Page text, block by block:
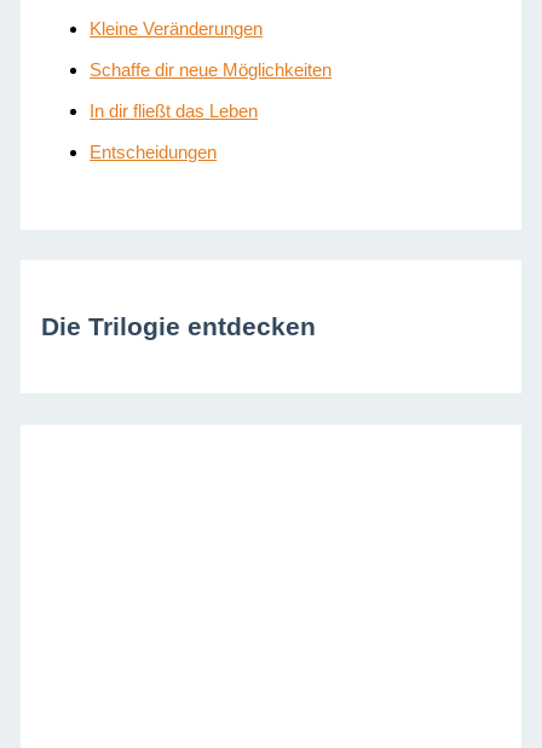
Kleine Veränderungen
Schaffe dir neue Möglichkeiten
In dir fließt das Leben
Entscheidungen
Die Trilogie entdecken